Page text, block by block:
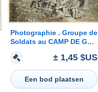
Photographie . Groupe de
Soldats au CAMP DE GER
± 1,45 $US
Een bod plaatsen